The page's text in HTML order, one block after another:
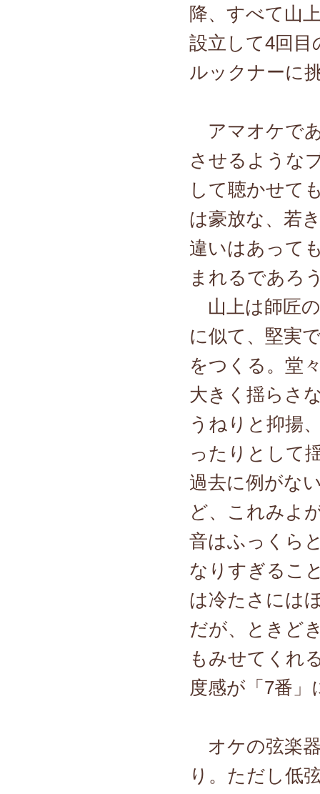
降、すべて山
設立して4回目
ルックナーに
アマオケで
させるような
して聴かせて
は豪放な、若
違いはあって
まれるであろ
山上は師匠
に似て、堅実
をつくる。堂
大きく揺らさ
うねりと抑揚
ったりとして
過去に例がな
ど、これみよ
音はふっくら
なりすぎるこ
は冷たさには
だが、ときど
もみせてくれ
度感が「7番
オケの弦楽
り。ただし低